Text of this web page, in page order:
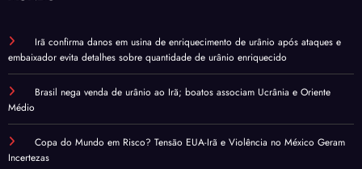
Irã confirma danos em usina de enriquecimento de urânio após ataques e
embaixador evita detalhes sobre quantidade de urânio enriquecido
Brasil nega venda de urânio ao Irã; boatos associam Ucrânia e Oriente
Médio
Copa do Mundo em Risco? Tensão EUA-Irã e Violência no México Geram
Incertezas